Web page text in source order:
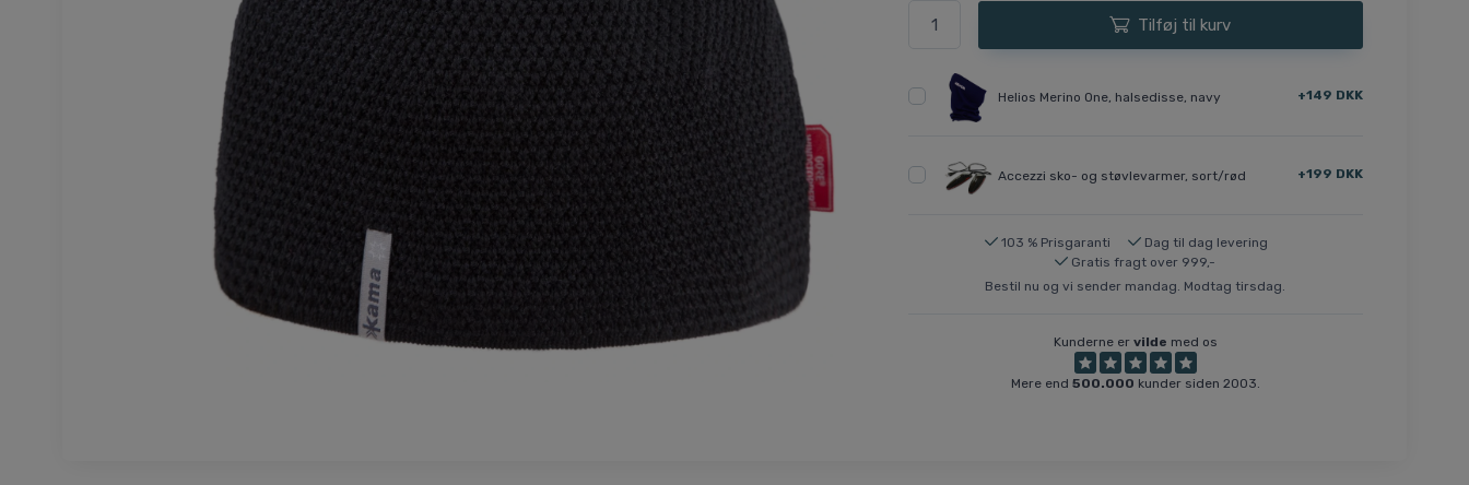
Tilføj til kurv
Helios Merino One, halsedisse, navy +149 DKK
Accezzi sko- og støvlevarmer, sort/rød +199 DKK
103 % Prisgaranti
Dag til dag levering
Gratis fragt over 999,-
Bestil nu og vi sender mandag. Modtag tirsdag.
Kunderne er vilde med os
Mere end 500.000 kunder siden 2003.